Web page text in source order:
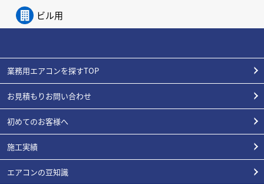
ビル用
業務用エアコンを探すTOP
お見積もりお問い合わせ
初めてのお客様へ
施工実績
エアコンの豆知識